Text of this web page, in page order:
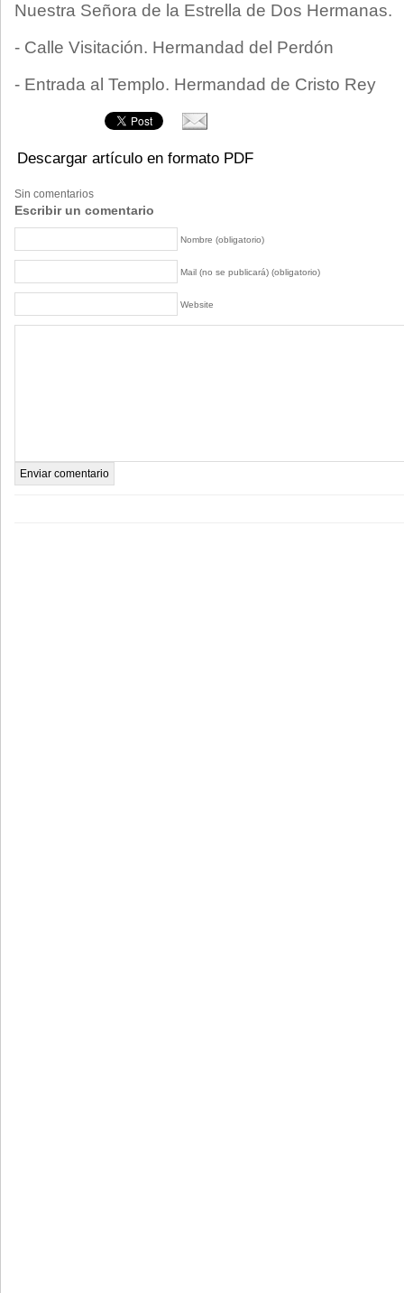
Nuestra Señora de la Estrella de Dos Hermanas.
- Calle Visitación. Hermandad del Perdón
- Entrada al Templo. Hermandad de Cristo Rey
Descargar artículo en formato PDF
Sin comentarios
Escribir un comentario
Nombre (obligatorio)
Mail (no se publicará) (obligatorio)
Website